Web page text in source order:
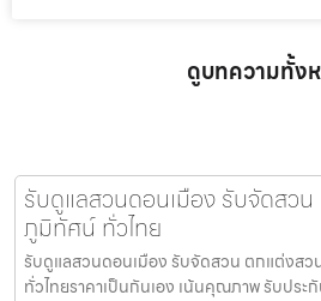
ดูบทความทั้ง
รับดูแลสวนดอนเมือง รับจัดสว
ภูมิทัศน์ ทั่วไทย
รับดูแลสวนดอนเมือง รับจัดสวน ตกแต่งส
ทั่วไทยราคาเป็นกันเอง เน้นคุณภาพ รับประ